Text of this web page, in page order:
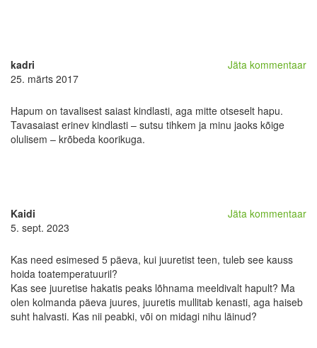
Jäta kommentaar
kadri
25. märts 2017
Hapum on tavalisest saiast kindlasti, aga mitte otseselt hapu.
Tavasaiast erinev kindlasti – sutsu tihkem ja minu jaoks kõige
olulisem – krõbeda koorikuga.
Jäta kommentaar
Kaidi
5. sept. 2023
Kas need esimesed 5 päeva, kui juuretist teen, tuleb see kauss
hoida toatemperatuuril?
Kas see juuretise hakatis peaks lõhnama meeldivalt hapult? Ma
olen kolmanda päeva juures, juuretis mullitab kenasti, aga haiseb
suht halvasti. Kas nii peabki, või on midagi nihu läinud?